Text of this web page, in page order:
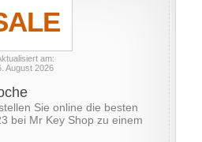
am:
August 2026
Sie online die besten
bei Mr Key Shop zu einem